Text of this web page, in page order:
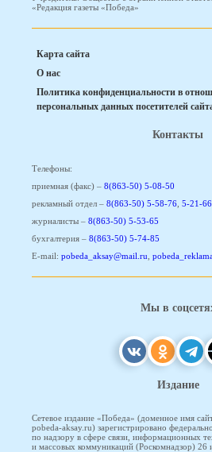
«Редакция газеты «Победа»
Карта сайта
О нас
Политика конфиденциальности в
персональных данных посетителей
Контакты
Телефоны:
приемная (факс) – 8(863-50) 5-08-50
рекламный отдел – 8(863-50) 5-58-76 5-21-66
журналисты – 8(863-50) 5-53-65
бухгалтерия – 8(863-50) 5-74-85
E-mail: pobeda_aksay@mail.ru
Мы в
Издание
Сетевое издание «Победа» (доменное имя
pobeda-aksay.ru) зарегистрировано
по надзору в сфере связи, информационных
и массовых коммуникаций (Роскомнадзор) 26